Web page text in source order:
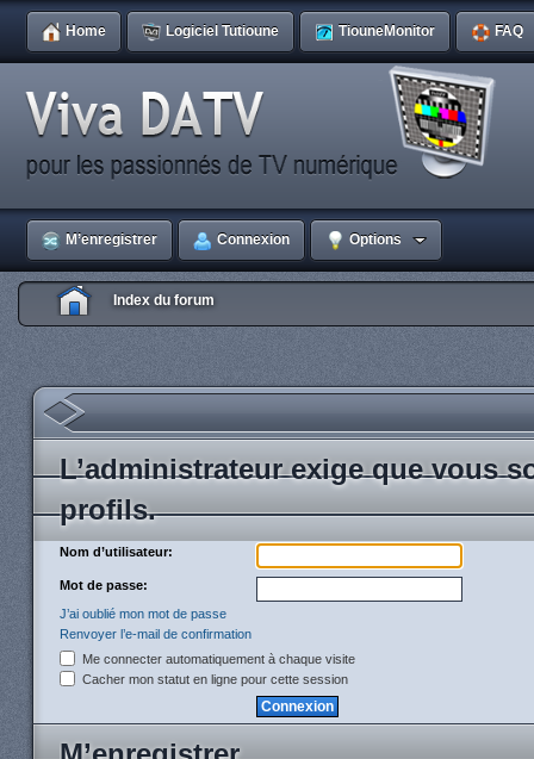
Home Logiciel Tutioune TiouneMonitor FAQ
M’enregistrer Connexion Options
Index du forum
L’administrateur exige que vous
profils.
Nom d’utilisateur:
Mot de passe:
J’ai oublié mon mot de passe
Renvoyer l’e-mail de confirmation
Me connecter automatiquement à chaque visite
Cacher mon statut en ligne pour cette session